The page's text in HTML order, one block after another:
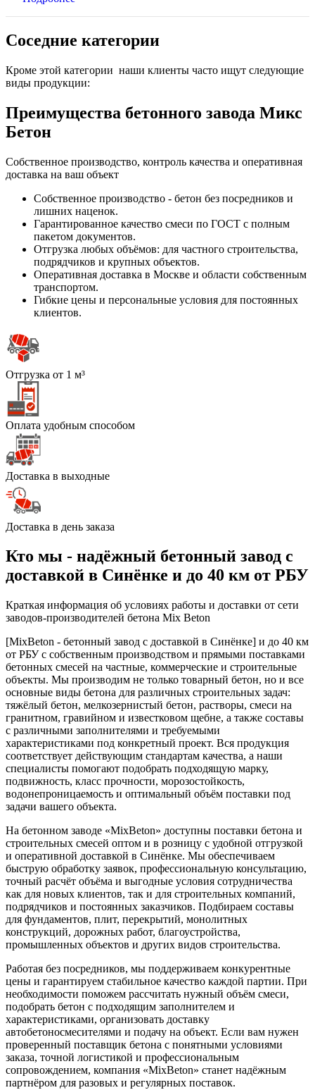
Соседние категории
Кроме этой категории наши клиенты часто ищут следующие
виды продукции:
Преимущества бетонного завода Микс
Бетон
Собственное производство, контроль качества и оперативная
доставка на ваш объект
Собственное производство - бетон без посредников и
лишних наценок.
Гарантированное качество смеси по ГОСТ с полным
пакетом документов.
Отгрузка любых объёмов: для частного строительства,
подрядчиков и крупных объектов.
Оперативная доставка в Москве и области собственным
транспортом.
Гибкие цены и персональные условия для постоянных
клиентов.
Отгрузка от 1 м³
Оплата удобным способом
Доставка в выходные
Доставка в день заказа
Кто мы - надёжный бетонный завод с
доставкой в Синёнке и до 40 км от РБУ
Краткая информация об условиях работы и доставки от сети
заводов-производителей бетона Mix Beton
[MixBeton - бетонный завод с доставкой в Синёнке] и до 40 км
от РБУ с собственным производством и прямыми поставками
бетонных смесей на частные, коммерческие и строительные
объекты. Мы производим не только товарный бетон, но и все
основные виды бетона для различных строительных задач:
тяжёлый бетон, мелкозернистый бетон, растворы, смеси на
гранитном, гравийном и известковом щебне, а также составы
с различными заполнителями и требуемыми
характеристиками под конкретный проект. Вся продукция
соответствует действующим стандартам качества, а наши
специалисты помогают подобрать подходящую марку,
подвижность, класс прочности, морозостойкость,
водонепроницаемость и оптимальный объём поставки под
задачи вашего объекта.
На бетонном заводе «MixBeton» доступны поставки бетона и
строительных смесей оптом и в розницу с удобной отгрузкой
и оперативной доставкой в Синёнке. Мы обеспечиваем
быструю обработку заявок, профессиональную консультацию,
точный расчёт объёма и выгодные условия сотрудничества
как для новых клиентов, так и для строительных компаний,
подрядчиков и постоянных заказчиков. Подбираем составы
для фундаментов, плит, перекрытий, монолитных
конструкций, дорожных работ, благоустройства,
промышленных объектов и других видов строительства.
Работая без посредников, мы поддерживаем конкурентные
цены и гарантируем стабильное качество каждой партии. При
необходимости поможем рассчитать нужный объём смеси,
подобрать бетон с подходящим заполнителем и
характеристиками, организовать доставку
автобетоносмесителями и подачу на объект. Если вам нужен
проверенный поставщик бетона с понятными условиями
заказа, точной логистикой и профессиональным
сопровождением, компания «MixBeton» станет надёжным
партнёром для разовых и регулярных поставок.